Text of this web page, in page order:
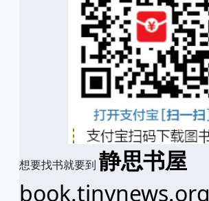
想要找书就要到 静思书屋
book.tinynews.org